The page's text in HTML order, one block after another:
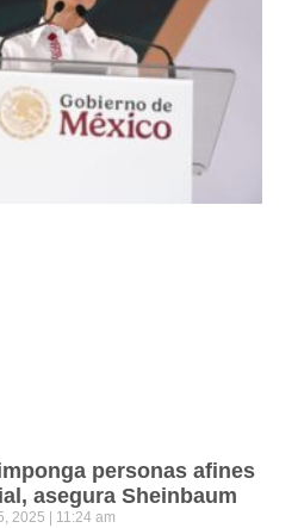
personas afines
asegura Sheinbaum
2025 11:24 am